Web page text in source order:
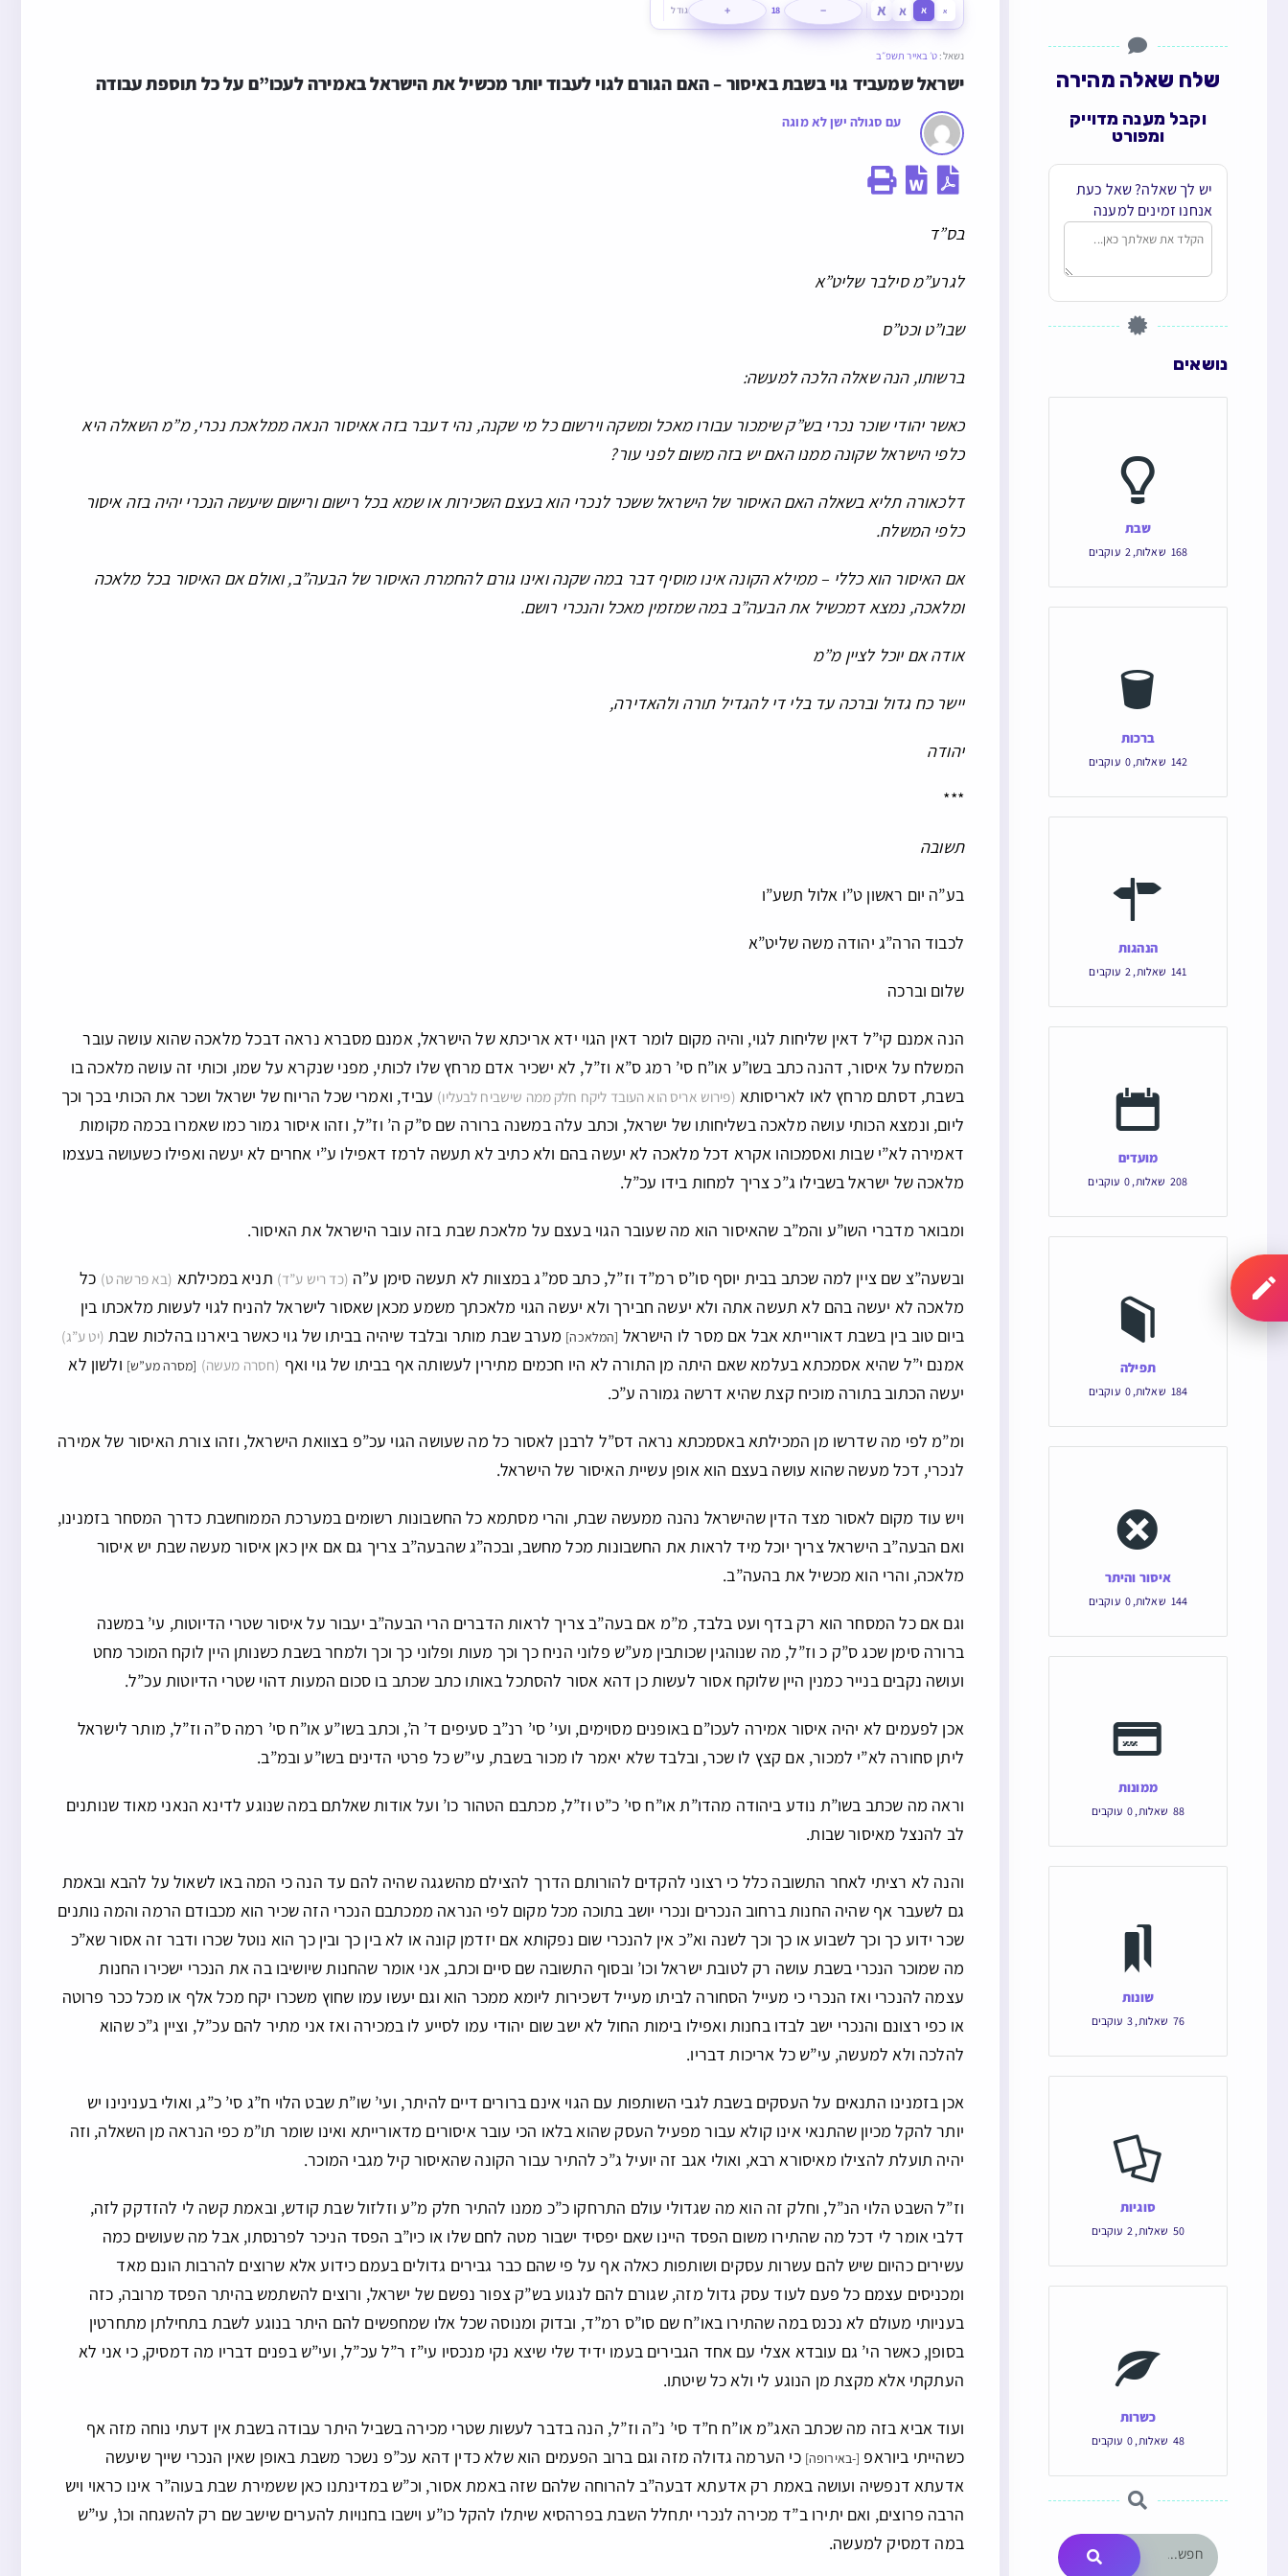
א א א א −
18
+ גודל
נשאל: ט׳ באייר תשפ״ב
ישראל שמעביד גוי בשבת באיסור – האם הגורם לגוי לעבוד יותר מכשיל את הישראל באמירה לעכו”ם על כל תוספת עבודה
עם סגולה ישן לא מוגה
בס”ד
לגרע”מ סילבר שליט”א
שבו”ט וכט”ס
ברשותו, הנה שאלה הלכה למעשה:
כאשר יהודי שוכר נכרי בש”ק שימכור עבורו מאכל ומשקה וירשום כל מי שקנה, נהי דעבר בזה אאיסור הנאה ממלאכת נכרי, מ”מ השאלה היא
כלפי הישראל שקונה ממנו האם יש בזה משום לפני עור?
דלכאורה תליא בשאלה האם האיסור של הישראל ששכר לנכרי הוא בעצם השכירות או שמא בכל רישום ורישום שיעשה הנכרי יהיה בזה איסור
כלפי המשלח.
אם האיסור הוא כללי – ממילא הקונה אינו מוסיף דבר במה שקנה ואינו גורם להחמרת האיסור של הבעה”ב, ואולם אם האיסור בכל מלאכה
ומלאכה, נמצא דמכשיל את הבעה”ב במה שמזמין מאכל והנכרי רושם.
אודה אם יוכל לציין מ”מ
יישר כח גדול וברכה עד בלי די להגדיל תורה ולהאדירה,
יהודה
***
תשובה
בע”ה ‏יום ראשון ט”ו אלול תשע”ו
לכבוד הרה”ג יהודה משה שליט”א
שלום וברכה
הנה אמנם קי”ל דאין שליחות לגוי, והיה מקום לומר דאין הגוי ידא אריכתא של הישראל, אמנם מסברא נראה דבכל מלאכה שהוא עושה עובר
המשלח על איסור, דהנה כתב בשו”ע או”ח סי’ רמג ס”א וז”ל, לא ישכיר אדם מרחץ שלו לכותי, מפני שנקרא על שמו, וכותי זה עושה מלאכה בו
בשבת, דסתם מרחץ לאו לאריסותא (פירוש אריס הוא העובד ליקח חלק ממה שישביח לבעליו) עביד, ואמרי שכל הריוח של ישראל ושכר את הכותי בכך וכך
ליום, ונמצא הכותי עושה מלאכה בשליחותו של ישראל, וכתב עלה במשנה ברורה שם ס”ק ה’ וז”ל, וזהו איסור גמור כמו שאמרו בכמה מקומות
דאמירה לא”י שבות ואסמכוהו אקרא דכל מלאכה לא יעשה בהם ולא כתיב לא תעשה לרמז דאפילו ע”י אחרים לא יעשה ואפילו כשעושה בעצמו
מלאכה של ישראל בשבילו ג”כ צריך למחות בידו עכ”ל.
ומבואר מדברי השו”ע והמ”ב שהאיסור הוא מה שעובר הגוי בעצם על מלאכת שבת בזה עובר הישראל את האיסור.
ובשעה”צ שם ציין למה שכתב בבית יוסף סו”ס רמ”ד וז”ל, כתב סמ”ג במצוות לא תעשה סימן ע”ה (כד ריש ע”ד) תניא במכילתא (בא פרשה ט) כל
מלאכה לא יעשה בהם לא תעשה אתה ולא יעשה חבירך ולא יעשה הגוי מלאכתך משמע מכאן שאסור לישראל להניח לגוי לעשות מלאכתו בין
ביום טוב בין בשבת דאורייתא אבל אם מסר לו הישראל [המלאכה] מערב שבת מותר ובלבד שיהיה בביתו של גוי כאשר ביארנו בהלכות שבת (יט ע”ג)
אמנם י”ל שהיא אסמכתא בעלמא שאם היתה מן התורה לא היו חכמים מתירין לעשותה אף בביתו של גוי ואף (חסרה מעשה) [מסרה מע”ש] ולשון לא
יעשה הכתוב בתורה מוכיח קצת שהיא דרשה גמורה ע”כ.
ומ”מ לפי מה שדרשו מן המכילתא באסמכתא נראה דס”ל לרבנן לאסור כל מה שעושה הגוי עכ”פ בצוואת הישראל, וזהו צורת האיסור של אמירה
לנכרי, דכל מעשה שהוא עושה בעצם הוא אופן עשיית האיסור של הישראל.
ויש עוד מקום לאסור מצד הדין שהישראל נהנה ממעשה שבת, והרי מסתמא כל החשבונות רשומים במערכת הממוחשבת כדרך המסחר בזמנינו,
ואם הבעה”ב הישראל צריך יוכל מיד לראות את החשבונות מכל מחשב, ובכה”ג שהבעה”ב צריך גם אם אין כאן איסור מעשה שבת יש איסור
מלאכה, והרי הוא מכשיל את בהעה”ב.
וגם אם כל המסחר הוא רק בדף ועט בלבד, מ”מ אם בעה”ב צריך לראות הדברים הרי הבעה”ב יעבור על איסור שטרי הדיוטות, עי’ במשנה
ברורה סימן שכג ס”ק כ וז”ל, מה שנוהגין שכותבין מע”ש פלוני הניח כך וכך מעות ופלוני כך וכך ולמחר בשבת כשנותן היין לוקח המוכר מחט
ועושה נקבים בנייר כמנין היין שלוקח אסור לעשות כן דהא אסור להסתכל באותו כתב שכתב בו סכום המעות דהוי שטרי הדיוטות עכ”ל.
אכן לפעמים לא יהיה איסור אמירה לעכו”ם באופנים מסוימים, ועי’ סי’ רנ”ב סעיפים ד’ ה’, וכתב בשו”ע או”ח סי’ רמה ס”ה וז”ל, מותר לישראל
ליתן סחורה לא”י למכור, אם קצץ לו שכר, ובלבד שלא יאמר לו מכור בשבת, עי”ש כל פרטי הדינים בשו”ע ובמ”ב.
וראה מה שכתב בשו”ת נודע ביהודה מהדו”ת או”ח סי’ כ”ט וז”ל, מכתבם הטהור כו’ ועל אודות שאלתם במה שנוגע לדינא הנאני מאוד שנותנים
לב להנצל מאיסור שבות.
והנה לא רציתי לאחר התשובה כלל כי רצוני להקדים להורותם הדרך להצילם מהשגגה שהיה להם עד הנה כי המה באו לשאול על להבא ובאמת
גם לשעבר אף שהיה החנות ברחוב הנכרים ונכרי יושב בתוכה מכל מקום לפי הנראה ממכתבם הנכרי הזה שכיר הוא מכבודם הרמה והמה נותנים
שכר ידוע כך וכך לשבוע או כך וכך לשנה וא”כ אין להנכרי שום נפקותא אם יזדמן קונה או לא בין כך ובין כך הוא נוטל שכרו ודבר זה אסור שא”כ
מה שמוכר הנכרי בשבת עושה רק לטובת ישראל וכו’ ובסוף התשובה שם סיים וכתב, אני אומר שהחנות שיושיבו בה את הנכרי ישכירו החנות
עצמה להנכרי ואז הנכרי כי מעייל הסחורה לביתו מעייל דשכירות ליומא ממכר הוא וגם יעשו עמו שחוץ משכרו יקח מכל אלף או מכל ככר פרוטה
או כפי רצונם והנכרי ישב לבדו בחנות ואפילו בימות החול לא ישב שום יהודי עמו לסייע לו במכירה ואז אני מתיר להם עכ”ל, וציין ג”כ שהוא
להלכה ולא למעשה, עי”ש כל אריכות דבריו.
אכן בזמנינו התנאים על העסקים בשבת לגבי השותפות עם הגוי אינם ברורים דיים להיתר, ועי’ שו”ת שבט הלוי ח”ג סי’ כ”ג, ואולי בענינינו יש
יותר להקל מכיון שהתנאי אינו קולא עבור מפעיל העסק שהוא בלאו הכי עובר איסורים מדאורייתא ואינו שומר תו”מ כפי הנראה מן השאלה, וזה
יהיה תועלת להצילו מאיסורא רבא, ואולי אגב זה יועיל ג”כ להתיר עבור הקונה שהאיסור קיל מגבי המוכר.
וז”ל השבט הלוי הנ”ל, וחלק זה הוא מה שגדולי עולם התרחקו כ”כ ממנו להתיר חלק מ”ע וזלזול שבת קודש, ובאמת קשה לי להזדקק לזה,
דלבי אומר לי דכל מה שהתירו משום הפסד היינו שאם יפסיד ישבור מטה לחם שלו או כיו”ב הפסד הניכר לפרנסתו, אבל מה שעושים כמה
עשירים כהיום שיש להם עשרות עסקים ושותפות כאלה אף על פי שהם כבר גבירים גדולים בעמם כידוע אלא שרוצים להרבות הונם מאד
ומכניסים עצמם כל פעם לעוד עסק גדול מזה, שגורם להם לנגוע בש”ק צפור נפשם של ישראל, ורוצים להשתמש בהיתר הפסד מרובה, כזה
בעניותי מעולם לא נכנס במה שהתירו באו”ח שם סו”ס רמ”ד, ובדוק ומנוסה שכל אלו שמחפשים להם היתר בנוגע לשבת בתחילתן מתחרטין
בסופן, כאשר הי’ גם עובדא אצלי עם אחד הגבירים בעמו ידיד שלי שיצא נקי מנכסיו עי”ז ר”ל עכ”ל, ועי”ש בפנים דבריו מה דמסיק, כי אני לא
העתקתי אלא מקצת מן הנוגע לי ולא כל שיטתו.
ועוד אביא בזה מה שכתב האג”מ או”ח ח”ד סי’ נ”ה וז”ל, הנה בדבר לעשות שטרי מכירה בשביל היתר עבודה בשבת אין דעתי נוחה מזה אף
כשהייתי ביוראפ [-באירופה] כי הערמה גדולה מזה וגם ברוב הפעמים הוא שלא כדין דהא עכ”פ נשכר משבת באופן שאין הנכרי שייך שיעשה
אדעתא דנפשיה ועושה באמת רק אדעתא דבעה”ב להרוחה שלהם שזה באמת אסור, וכ”ש במדינתנו כאן ששמירת שבת בעוה”ר אינו כראוי ויש
הרבה פרוצים, ואם יתירו ב”ד מכירה לנכרי יתחלל השבת בפרהסיא שיתלו להקל כו”ע וישבו בחנויות להערים שישב שם רק להשגחה וכו’, עי”ש
במה דמסיק למעשה.
שלח שאלה מהירה
וקבל מענה מדוייק
ומפורט
יש לך שאלה? שאל כעת
אנחנו זמינים למענה
נושאים
שבת
168 שאלות,
2 עוקבים
ברכות
142 שאלות,
0 עוקבים
הנהגות
141 שאלות,
2 עוקבים
מועדים
208 שאלות,
0 עוקבים
תפילה
184 שאלות,
0 עוקבים
איסור והיתר
144 שאלות,
0 עוקבים
ממונות
88 שאלות,
0 עוקבים
שונות
76 שאלות,
3 עוקבים
סוגיות
50 שאלות,
2 עוקבים
כשרות
48 שאלות,
0 עוקבים